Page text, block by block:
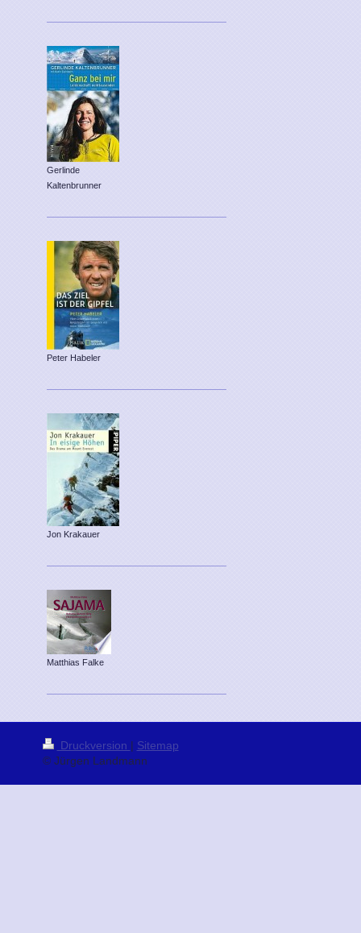
Gerlinde
Kaltenbrunner
Peter Habeler
Jon Krakauer
Matthias Falke
Druckversion | Sitemap
© Jürgen Landmann